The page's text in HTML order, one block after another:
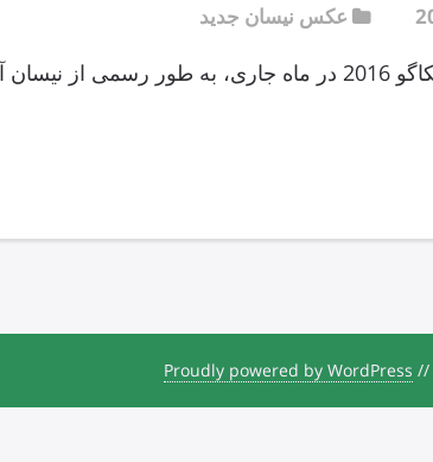
عکس نیسان جدید
Proudly powered by WordPress //